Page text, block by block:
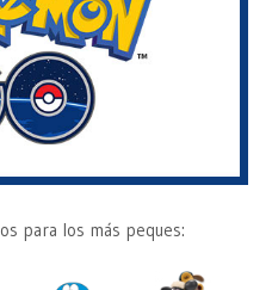
para los más peques: